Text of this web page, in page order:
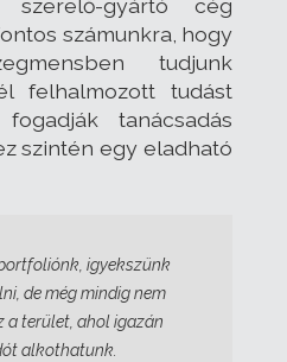
gyártó cég
számunkra, hogy
tudjunk
felhalmozott tudást
tanácsadás
szintén egy eladható
igyekszünk
de még mindig nem
a terület, ahol igazán
alkothatunk.